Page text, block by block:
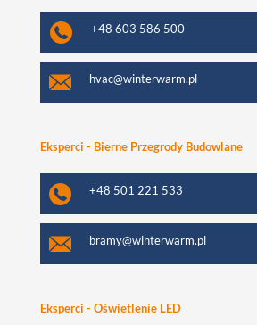
+48 603 586 500
hvac@winterwarm.pl
Eksperci - Bierne Przegrody Budowlane
+48 501 221 533
bramy@winterwarm.pl
Eksperci - Oświetlenie LED